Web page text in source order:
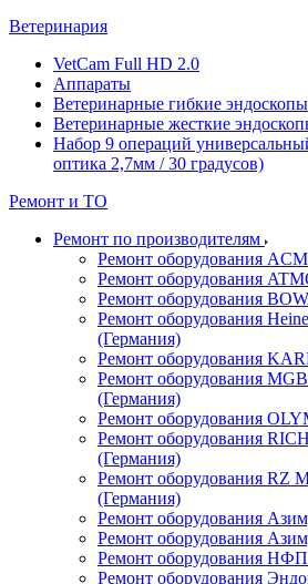
Ветеринария
VetCam Full HD 2.0
Аппараты
Ветеринарные гибкие эндоскопы
Ветеринарные жесткие
Набор 9 операций
оптика 2,7мм / 30 градусов)
Ремонт и ТО
Ремонт по производителям
Ремонт оборудования
Ремонт оборудования
Ремонт оборудования
Ремонт оборудования
(Германия)
Ремонт оборудования
Ремонт оборудования
(Германия)
Ремонт оборудования
Ремонт оборудования
(Германия)
Ремонт оборудования RZ
(Германия)
Ремонт оборудования
Ремонт оборудования
Ремонт оборудования
Ремонт оборудования